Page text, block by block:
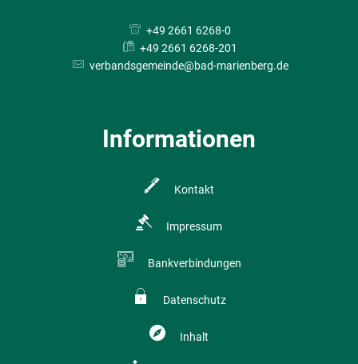
+49 2661 6268-0
+49 2661 6268-201
verbandsgemeinde@bad-marienberg.de
Informationen
Kontakt
Impressum
Bankverbindungen
Datenschutz
Inhalt